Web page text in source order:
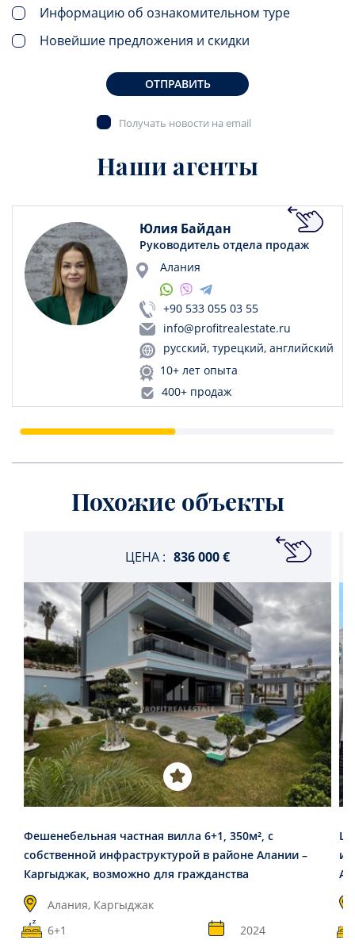
Информацию об ознакомительном туре
Новейшие предложения и скидки
ОТПРАВИТЬ
Получать новости на email
Наши агенты
Юлия Байдан
Руководитель отдела продаж
Алания
+90 533 055 03 55
info@profitrealestate.ru
русский, турецкий, английский
10+ лет опыта
400+ продаж
Похожие объекты
ЦЕНА : 836 000 €
Фешенебельная частная вилла 6+1, 350м², с
собственной инфраструктурой в районе Алании –
Каргыджак, возможно для гражданства
Алания, Каргыджак
6+1
2024